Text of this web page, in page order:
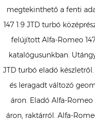
megtekinthető a fenti
147 1.9 JTD turbó
felújított Alfa-Romeo
katalógusunkban.
JTD turbó eladó
és leragadt változó
áron. Eladó Alfa-Romeo
áron, raktárról. Alfa-